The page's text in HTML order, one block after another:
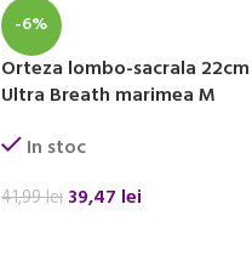
-6%
Orteza lombo-sacrala 22cm
Ultra Breath marimea M
In stoc
41,99lei 39,47 lei